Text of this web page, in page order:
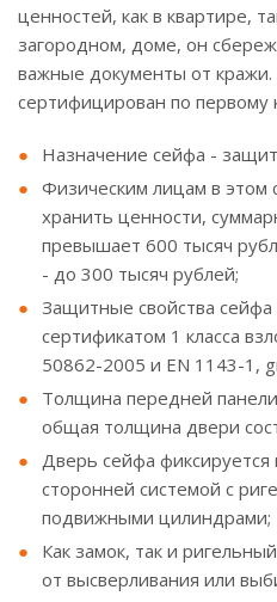
ценностей, как в квартире,
загородном, доме, он
важные документы от
сертифицирован по первому
Назначение сейфа -
Физическим лицам в этом
хранить ценности,
превышает 600 тысяч
- до 300 тысяч рублей;
Защитные свойства
сертификатом 1 класса
50862-2005 и EN 1143-1,
Толщина передней
общая толщина двери
Дверь сейфа
сторонней системой с
подвижными цилиндрами;
Как замок, так и
от высверливания или